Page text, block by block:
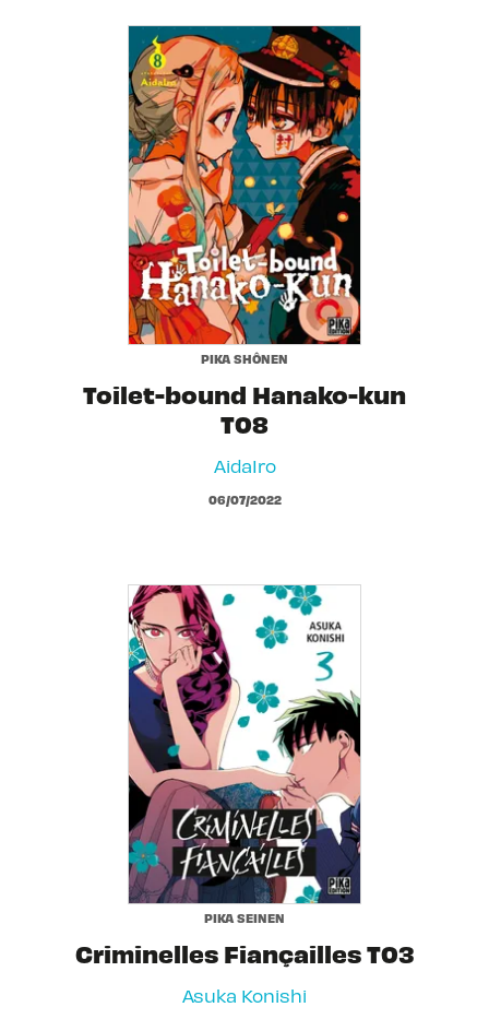
PIKA SHÔNEN
Toilet-bound Hanako-kun
T08
AidaIro
06/07/2022
PIKA SEINEN
Criminelles Fiançailles T03
Asuka Konishi